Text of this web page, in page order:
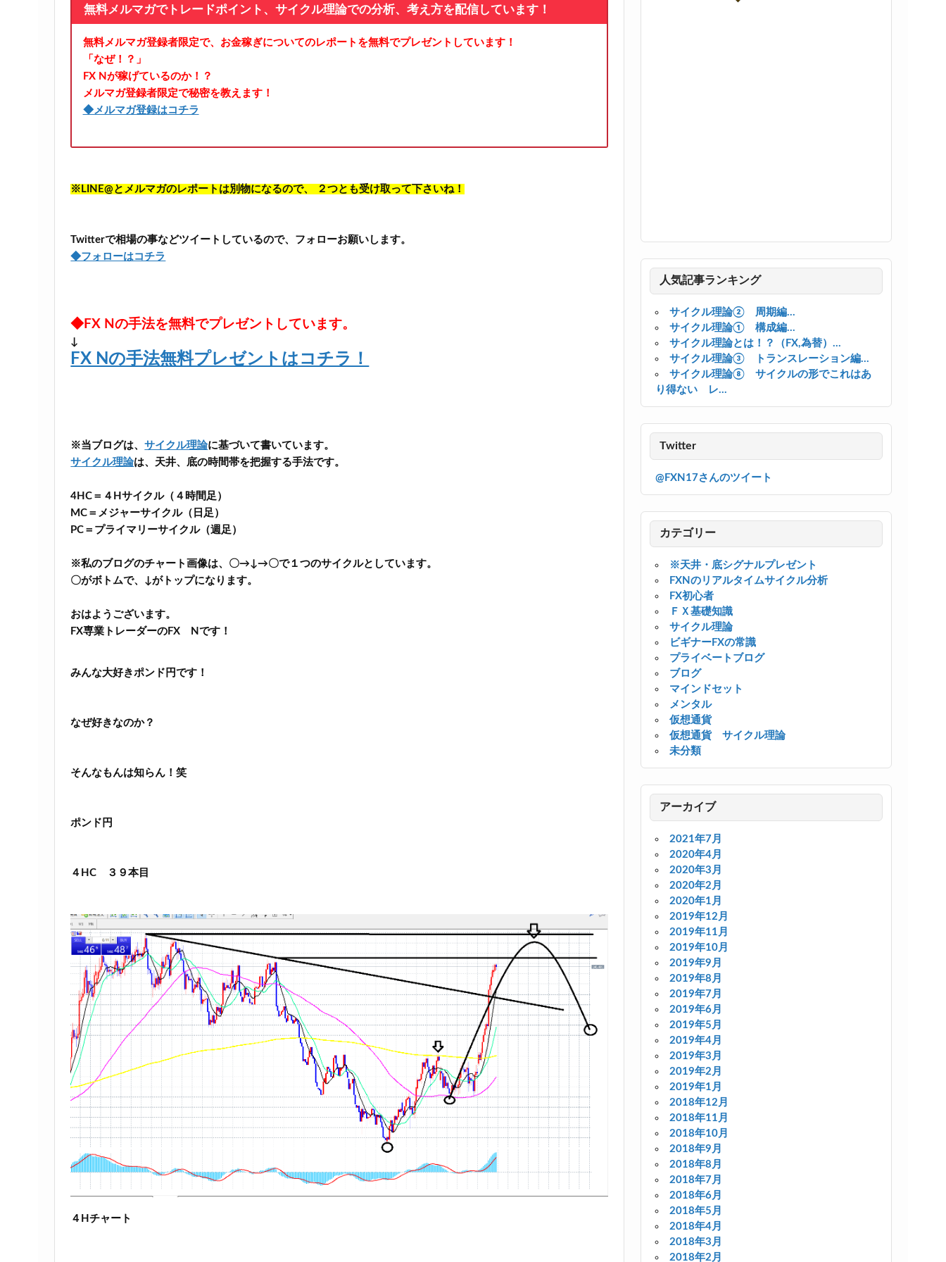
無料メルマガでトレードポイント、サイクル理論での分析、考え方を配信しています！
無料メルマガ登録者限定で、お金稼ぎについてのレポートを無料でプレゼントしています！
「なぜ！？」
FX Nが稼げているのか！？
メルマガ登録者限定で秘密を教えます！
◆メルマガ登録はコチラ
※LINE@とメルマガのレポートは別物になるので、 ２つとも受け取って下さいね！
Twitterで相場の事などツイートしているので、フォローお願いします。
◆フォローはコチラ
◆FX Nの手法を無料でプレゼントしています。
↓
FX Nの手法無料プレゼントはコチラ！
※当ブログは、サイクル理論に基づいて書いています。
サイクル理論は、天井、底の時間帯を把握する手法です。
4HC＝４Hサイクル（４時間足）
MC＝メジャーサイクル（日足）
PC＝プライマリーサイクル（週足）
※私のブログのチャート画像は、〇→↓→〇で１つのサイクルとしています。
〇がボトムで、↓がトップになります。
おはようございます。
FX専業トレーダーのFX Nです！
みんな大好きポンド円です！
なぜ好きなのか？
そんなもんは知らん！笑
ポンド円
４HC ３９本目
４Hチャート
人気記事ランキング
サイクル理論② 周期編...
サイクル理論① 構成編...
サイクル理論とは！？（FX,為替）...
サイクル理論③ トランスレーション編...
サイクル理論⑧ サイクルの形でこれはあ
り得ない レ...
Twitter
@FXN17さんのツイート
カテゴリー
※天井・底シグナルプレゼント
FXNのリアルタイムサイクル分析
FX初心者
ＦＸ基礎知識
サイクル理論
ビギナーFXの常識
プライベートブログ
ブログ
マインドセット
メンタル
仮想通貨
仮想通貨 サイクル理論
未分類
アーカイブ
2021年7月
2020年4月
2020年3月
2020年2月
2020年1月
2019年12月
2019年11月
2019年10月
2019年9月
2019年8月
2019年7月
2019年6月
2019年5月
2019年4月
2019年3月
2019年2月
2019年1月
2018年12月
2018年11月
2018年10月
2018年9月
2018年8月
2018年7月
2018年6月
2018年5月
2018年4月
2018年3月
2018年2月